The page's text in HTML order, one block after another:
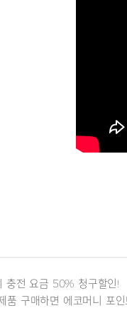
충전 요금 50% 청구할인!
품 구매하면 에코머니 포